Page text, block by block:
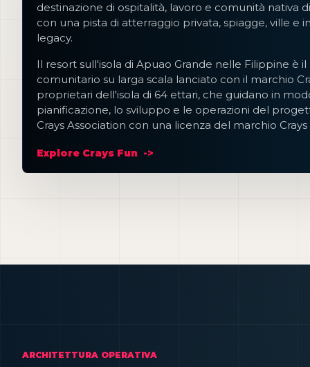
destinazione di ospitalità, lavoro e comunità nativa
con una pista di atterraggio privata, spiagge, ville e
legacy.
Il resort sull'isola di Apuao Grande nelle Filippine è
comunitario su larga scala lanciato con il marchio
proprietari dell'isola di 64 ettari, che guidano in
pianificazione, lo sviluppo e le operazioni del
Crays Association con una licenza del marchio Crays
Explore Crays Fun
ARCHITETTURA OPERATIVA